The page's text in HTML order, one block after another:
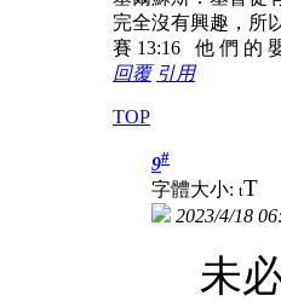
完全沒有興趣，所
賽 13:16 他 們 的
回覆 引用
TOP
9#
字體大小: tT
2023/4/18
未